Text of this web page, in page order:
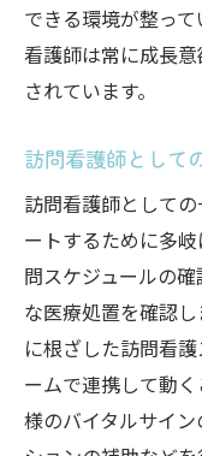
できる環境が整って
看護師は常に成長
されています。
訪問看護師として
訪問看護師として
ートするために多
問スケジュールの
な医療処置を確認
に根ざした訪問看
ームで連携して動
様のバイタルサイ